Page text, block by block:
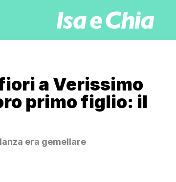
a Verissimo
primo figlio: il
era gemellare